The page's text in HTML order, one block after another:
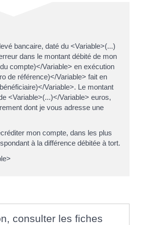
bancaire, daté du <Variable>(...)
dans le montant débité de mon
compte)</Variable> en exécution
de référence)</Variable> fait en
Variable>. Le montant
<Variable>(...)</Variable> euros,
dont je vous adresse une
mon compte, dans les plus
à la différence débitée à tort.
consulter les fiches